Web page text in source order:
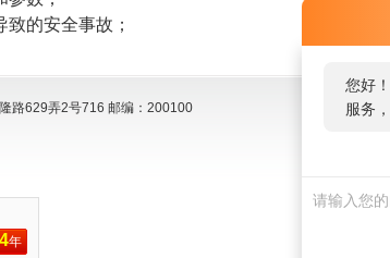
您好
服务
的安全事故；
路629弄2号716 邮编：200100
年